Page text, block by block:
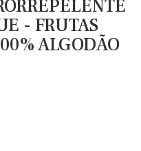
- FRUTAS
ALGODÃO